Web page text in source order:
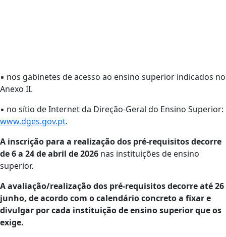
▪ nos gabinetes de acesso ao ensino superior indicados no
Anexo II.
▪ no sítio de Internet da Direção-Geral do Ensino Superior:
www.dges.gov.pt.
A inscrição para a realização dos pré-requisitos decorre
de 6 a 24 de abril de 2026 nas instituições de ensino
superior.
A avaliação/realização dos pré-requisitos decorre até 26
junho, de acordo com o calendário concreto a fixar e
divulgar por cada instituição de ensino superior que os
exige.